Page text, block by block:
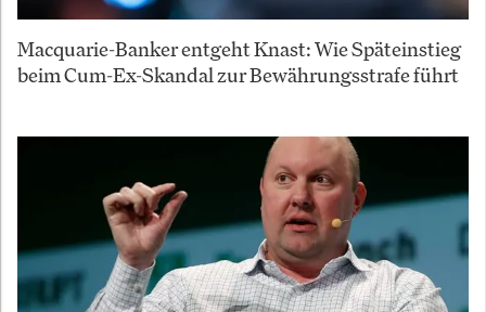
Macquarie-Banker entgeht Knast: Wie Späteinstieg
beim Cum-Ex-Skandal zur Bewährungsstrafe führt